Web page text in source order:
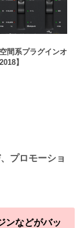
間系プラグインオ
】
プロモーショ
ンなどがバッ